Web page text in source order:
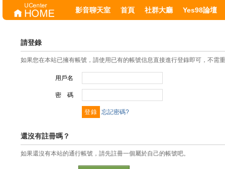
影音聊天室 首頁 社群大廳 Yes98論壇
請登錄
如果您在本站已擁有帳號，請使用已有的帳號信息直接進行登錄即可，不需
用戶名
密 碼
忘記密碼?
還沒有註冊嗎？
如果還沒有本站的通行帳號，請先註冊一個屬於自己的帳號吧。